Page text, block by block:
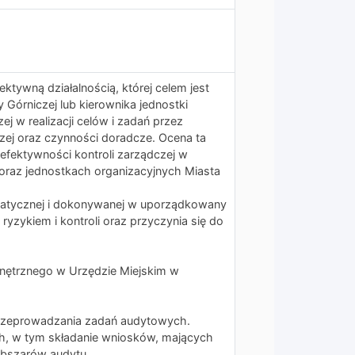
działalnością, której celem jest
Górniczej lub kierownika jednostki
w realizacji celów i zadań przez
oraz czynności doradcze. Ocena ta
kontroli zarządczej w
jednostkach organizacyjnych Miasta
i dokonywanej w uporządkowany
i kontroli oraz przyczynia się do
w Urzędzie Miejskim w
zadań audytowych.
w tym składanie wniosków, mających